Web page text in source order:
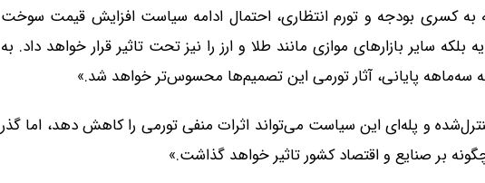
به کسری بودجه و تورم انتظاری، احتمال ادامه سیاست افزایش قیمت سوخت
بلکه سایر بازارهای موازی مانند طلا و ارز را نیز تحت تاثیر قرار خواهد داد. به
سه‌ماهه پایانی، آثار تورمی این تصمیم‌ها محسوس‌تر خواهد شد.»
و پله‌ای این سیاست می‌تواند اثرات منفی تورمی را کاهش دهد، اما گذر
بر صنایع و اقتصاد کشور تاثیر خواهد گذاشت.»